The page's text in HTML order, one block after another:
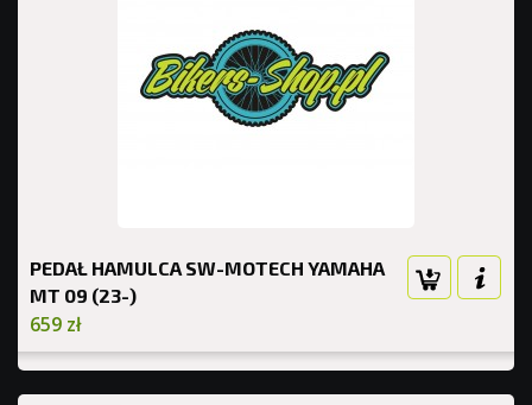
PEDAŁ HAMULCA SW-MOTECH YAMAHA
MT 09 (23-)
659 zł